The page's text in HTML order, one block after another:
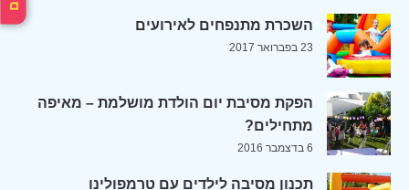
השכרת מתנפחים לאירועים
23 בפברואר 2017
הפקת מסיבת יום הולדת מושלמת – מאיפה
מתחילים?
6 בדצמבר 2016
תכנון מסיבה לילדים עם טרמפולינו